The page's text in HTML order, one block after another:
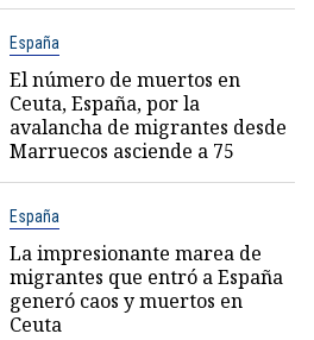
España
El número de muertos en
Ceuta, España, por la
avalancha de migrantes desde
Marruecos asciende a 75
España
La impresionante marea de
migrantes que entró a España
generó caos y muertos en
Ceuta